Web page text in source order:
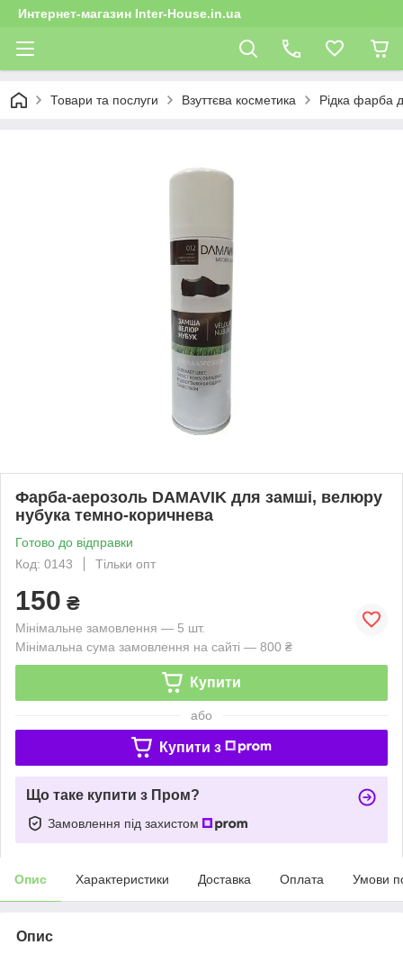
Интернет-магазин Inter-House.in.ua
Товари та послуги Взуттєва косметика Рідка фарба
Фарба-аерозоль DAMAVIK для замші, велюру
нубука темно-коричнева
Готово до відправки
Код: 0143
Тільки опт
150 ₴
Мінімальне замовлення — 5 шт.
Мінімальна сума замовлення на сайті — 800 ₴
Купити
або
Купити з
Що таке купити з Пром?
Замовлення під захистом
Опис Характеристики Доставка Оплата Умови
Опис